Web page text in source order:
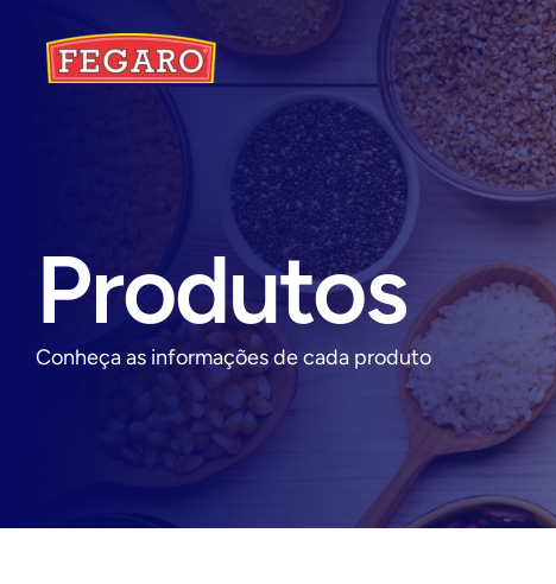
Produtos
Conheça as informações de cada produto